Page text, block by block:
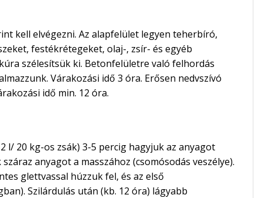
kell elvégezni. Az alapfelület legyen teherbíró,
festékrétegeket, olaj-, zsír- és egyéb
szélesítsük ki. Betonfelületre való felhordás
Várakozási idő 3 óra. Erősen nedvszívó
idő min. 12 óra.
l/ 20 kg-os zsák) 3-5 percig hagyjuk az anyagot
anyagot a masszához (csomósodás veszélye).
glettvassal húzzuk fel, és az első
Szilárdulás után (kb. 12 óra) lágyabb